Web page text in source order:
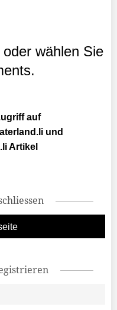
wählen Sie
auf
und
Artikel